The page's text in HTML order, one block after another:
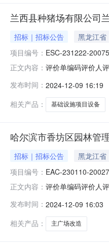
兰西县种猪场有限公司
招标｜招标公告 黑龙江省
项目编号： ESC-231222-
正文内容： 评价单编码评价人
**中科高盛咨询集
发布时间： 2024-12-09 16:19
相关产品：
基础设施项目设备
哈尔滨市香坊区园林管
招标｜招标公告 黑龙江省
项目编号： EAC-230110-
正文内容： 评价单编码评价人
200299960哈尔滨
发布时间： 2024-12-09 16:03
相关产品：
主广场改造